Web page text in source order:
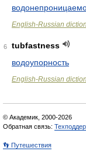
English-Russian
6
tubfastness
водоупорность
English-Russian
© Академик, 2000-2026
Обратная связь:
👣 Путешествия